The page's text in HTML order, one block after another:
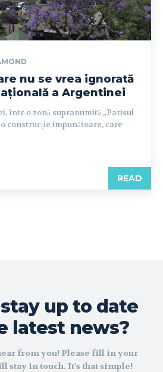
nu se vrea ignorată
a Argentinei
într-o zonă supranumită „Parisul
construcție impunătoare, care
READ
up to date
latest news?
from you! Please fill in your
stay in touch. It's that simple!